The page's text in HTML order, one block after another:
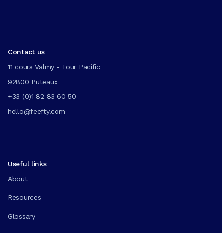
Contact us
11 cours Valmy - Tour Pacific
92800 Puteaux
+33 (0)1 82 83 60 50
hello@feefty.com
Useful links
About
Resources
Glossary